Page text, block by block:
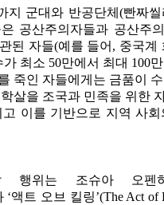
지 군대와 반공단체(빤짜
공산주의자들과 공산주
된 자들(예를 들어, 중국계
최소 50만에서 최대 100
죽인 자들에게는 금품이
살을 조국과 민족을 위한
이를 기반으로 지역 사
위는 조슈아 오펜하
‘액트 오브 킬링’(The Act